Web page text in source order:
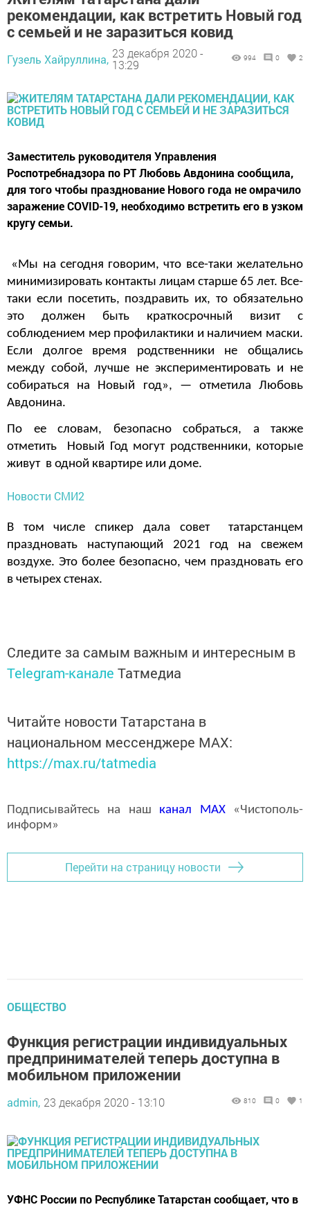
рекомендации, как встретить Новый год
с семьей и не заразиться ковид
Гузель Хайруллина, 23 декабря 2020 -
13:29
994 0 2
Заместитель руководителя Управления
Роспотребнадзора по РТ Любовь Авдонина сообщила,
для того чтобы празднование Нового года не омрачило
заражение COVID-19, необходимо встретить его в узком
кругу семьи.
«Мы на сегодня говорим, что все-таки желательно
минимизировать контакты лицам старше 65 лет. Все-
таки если посетить, поздравить их, то обязательно
это должен быть краткосрочный визит с
соблюдением мер профилактики и наличием маски.
Если долгое время родственники не общались
между собой, лучше не экспериментировать и не
собираться на Новый год», — отметила Любовь
Авдонина.
По ее словам, безопасно собраться, а также
отметить Новый Год могут родственники, которые
живут в одной квартире или доме.
Новости СМИ2
В том числе спикер дала совет татарстанцем
праздновать наступающий 2021 год на свежем
воздухе. Это более безопасно, чем праздновать его
в четырех стенах.
Следите за самым важным и интересным в
Telegram-канале Татмедиа
Читайте новости Татарстана в
национальном мессенджере MАХ:
https://max.ru/tatmedia
Подписывайтесь на наш канал MAX«Чистополь-
информ»
Перейти на страницу новости
ОБЩЕСТВО
Функция регистрации индивидуальных
предпринимателей теперь доступна в
мобильном приложении
admin, 23 декабря 2020 - 13:10 810 0 1
УФНС России по Республике Татарстан сообщает, что в